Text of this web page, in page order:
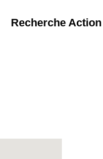
Recherche Action